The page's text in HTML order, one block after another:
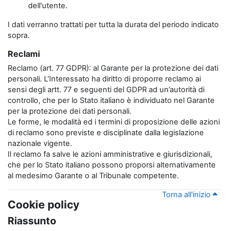
dell'utente.
I dati verranno trattati per tutta la durata del periodo indicato
sopra.
Reclami
Reclamo (art. 77 GDPR): al Garante per la protezione dei dati
personali. L’Interessato ha diritto di proporre reclamo ai
sensi degli artt. 77 e seguenti del GDPR ad un’autorità di
controllo, che per lo Stato italiano è individuato nel Garante
per la protezione dei dati personali.
Le forme, le modalità ed i termini di proposizione delle azioni
di reclamo sono previste e disciplinate dalla legislazione
nazionale vigente.
Il reclamo fa salve le azioni amministrative e giurisdizionali,
che per lo Stato italiano possono proporsi alternativamente
al medesimo Garante o al Tribunale competente.
Torna all'inizio
Cookie policy
Riassunto